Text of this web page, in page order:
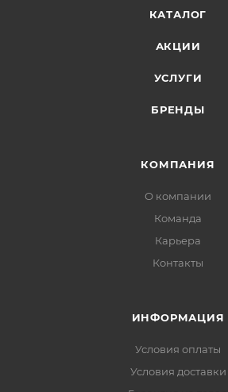
КАТАЛОГ
АКЦИИ
УСЛУГИ
БРЕНДЫ
КОМПАНИЯ
О компании
Команда
Карьера
Контакты
ИНФОРМАЦИЯ
Условия оплаты
Условия доставки